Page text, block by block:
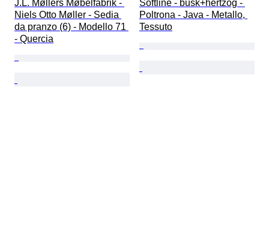
J.L. Møllers Møbelfabrik -
Niels Otto Møller - Sedia
da pranzo (6) - Modello 71
- Quercia
Softline - busk+hertzog -
Poltrona - Java - Metallo,
Tessuto